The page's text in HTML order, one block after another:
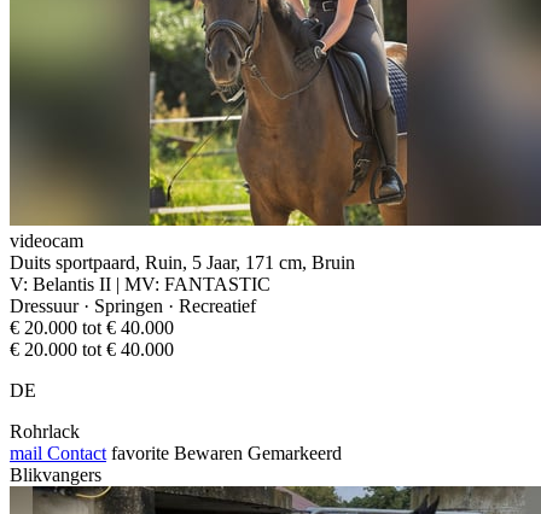
videocam
Duits sportpaard, Ruin, 5 Jaar, 171 cm, Bruin
V: Belantis II | MV: FANTASTIC
Dressuur · Springen · Recreatief
€ 20.000 tot € 40.000
€ 20.000 tot € 40.000
DE
Rohrlack
mail Contact favorite Bewaren Gemarkeerd
Blikvangers